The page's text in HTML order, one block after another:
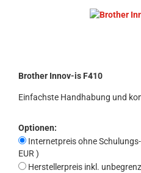
Brother Innov-is F410
Einfachste Handhabung und
Optionen:
Internetpreis ohne
EUR )
Herstellerpreis inkl.